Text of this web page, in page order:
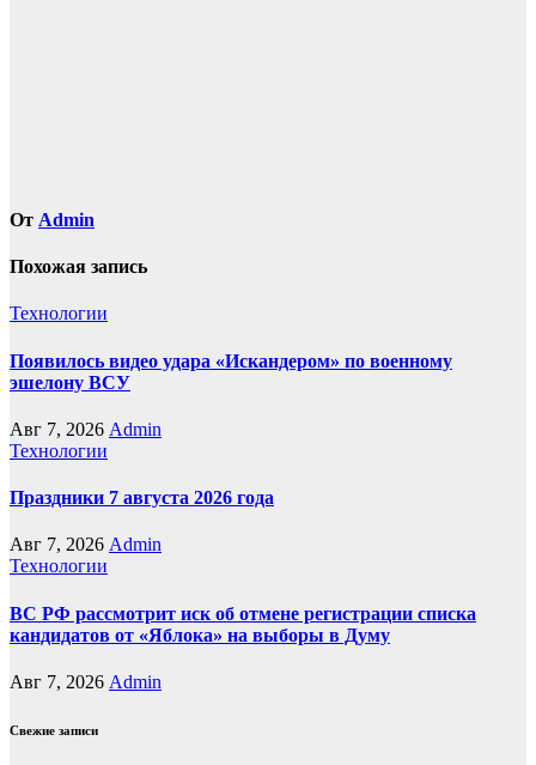
От Admin
Похожая запись
Технологии
Появилось видео удара «Искандером» по военному
эшелону ВСУ
Авг 7, 2026 Admin
Технологии
Праздники 7 августа 2026 года
Авг 7, 2026 Admin
Технологии
ВС РФ рассмотрит иск об отмене регистрации списка
кандидатов от «Яблока» на выборы в Думу
Авг 7, 2026 Admin
Свежие записи